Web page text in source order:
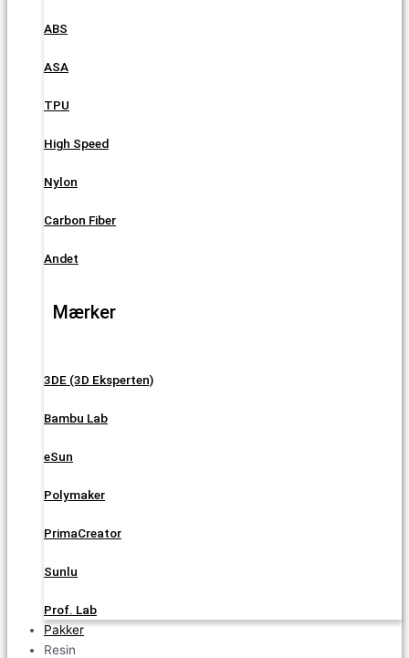
ABS
ASA
TPU
High Speed
Nylon
Carbon Fiber
Andet
Mærker
3DE (3D Eksperten)
Bambu Lab
eSun
Polymaker
PrimaCreator
Sunlu
Prof. Lab
Pakker
Resin